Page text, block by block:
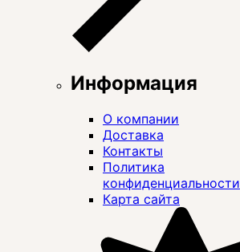
Информация
О компании
Доставка
Контакты
Политика
конфиденциальности
Карта сайта